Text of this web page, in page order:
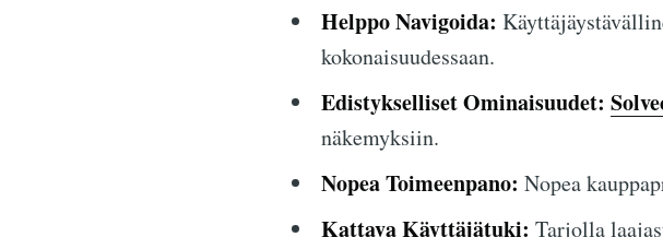
Helppo Navigoida:
kokonaisuudessaan.
Edistykselliset Ominaisuudet:
näkemyksiin.
Nopea Toimeenpano: Nopea
Kattava Käyttäjätuki: Tarjolla